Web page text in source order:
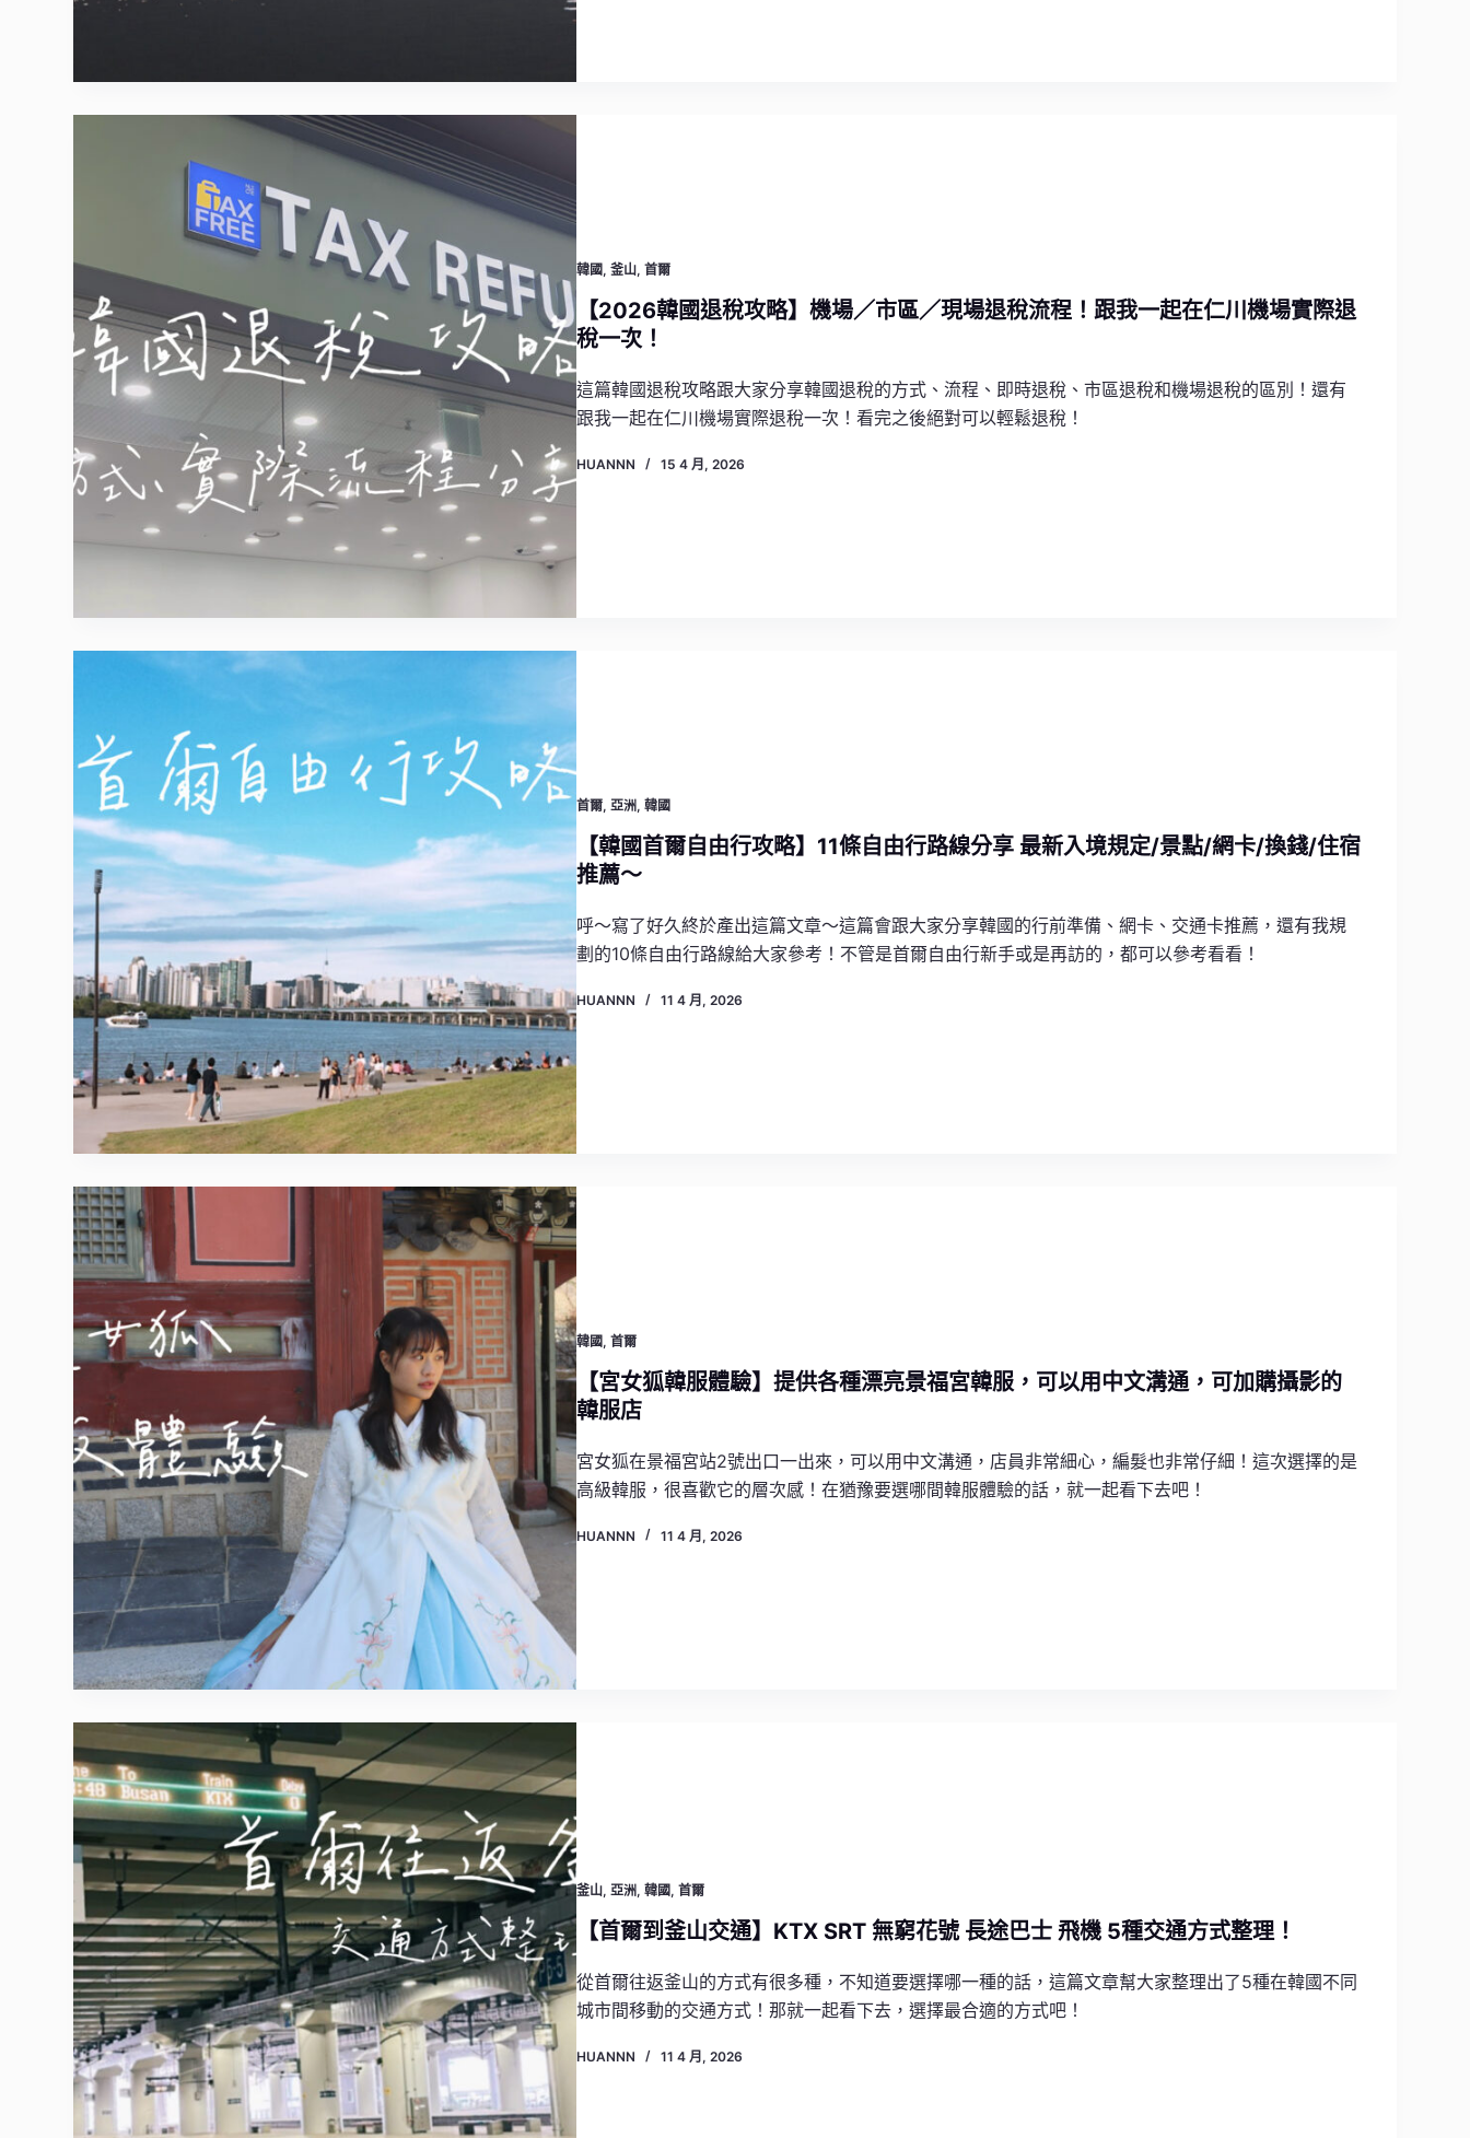
韓國 ,釜山,首爾
【2026韓國退稅攻略】機場／市區／現場退稅流程！跟我一起在仁川機場實際退
稅一次！
這篇韓國退稅攻略跟大家分享韓國退稅的方式、流程、即時退稅、市區退稅和機場退稅的區別！還有
跟我一起在仁川機場實際退稅一次！看完之後絕對可以輕鬆退稅！
HUANNN 15 4 月, 2026
首爾,亞洲,韓國
【韓國首爾自由行攻略】11條自由行路線分享 最新入境規定/景點/網卡/換錢/住宿
推薦～
呼～寫了好久終於產出這篇文章～這篇會跟大家分享韓國的行前準備、網卡、交通卡推薦，還有我規
劃的10條自由行路線給大家參考！不管是首爾自由行新手或是再訪的，都可以參考看看！
HUANNN 11 4 月, 2026
韓國,首爾
【宮女狐韓服體驗】提供各種漂亮景福宮韓服，可以用中文溝通，可加購攝影的
韓服店
宮女狐在景福宮站2號出口一出來，可以用中文溝通，店員非常細心，編髮也非常仔細！這次選擇的是
高級韓服，很喜歡它的層次感！在猶豫要選哪間韓服體驗的話，就一起看下去吧！
HUANNN 11 4 月, 2026
釜山,亞洲,韓國 ,首爾
【首爾到釜山交通】KTX SRT 無窮花號 長途巴士 飛機 5種交通方式整理！
從首爾往返釜山的方式有很多種，不知道要選擇哪一種的話，這篇文章幫大家整理出了5種在韓國不同
城市間移動的交通方式！那就一起看下去，選擇最合適的方式吧！
HUANNN 11 4 月, 2026